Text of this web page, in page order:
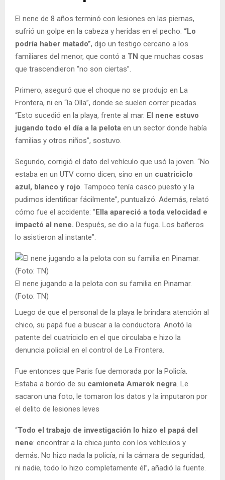
El nene de 8 años terminó con lesiones en las piernas,
sufrió un golpe en la cabeza y heridas en el pecho. “Lo
podría haber matado”, dijo un testigo cercano a los
familiares del menor, que contó a TN que muchas cosas
que trascendieron “no son ciertas”.
Primero, aseguró que el choque no se produjo en La
Frontera, ni en “la Olla”, donde se suelen correr picadas.
“Esto sucedió en la playa, frente al mar. El nene estuvo
jugando todo el día a la pelota en un sector donde había
familias y otros niños”, sostuvo.
Segundo, corrigió el dato del vehículo que usó la joven. “No
estaba en un UTV como dicen, sino en un cuatriciclo
azul, blanco y rojo. Tampoco tenía casco puesto y la
pudimos identificar fácilmente”, puntualizó. Además, relató
cómo fue el accidente: “Ella apareció a toda velocidad e
impactó al nene. Después, se dio a la fuga. Los bañeros
lo asistieron al instante”.
El nene jugando a la pelota con su familia en Pinamar.
(Foto: TN)
Luego de que el personal de la playa le brindara atención al
chico, su papá fue a buscar a la conductora. Anotó la
patente del cuatriciclo en el que circulaba e hizo la
denuncia policial en el control de La Frontera.
Fue entonces que Paris fue demorada por la Policía.
Estaba a bordo de su camioneta Amarok negra. Le
sacaron una foto, le tomaron los datos y la imputaron por
el delito de lesiones leves
“Todo el trabajo de investigación lo hizo el papá del
nene: encontrar a la chica junto con los vehículos y
demás. No hizo nada la policía, ni la cámara de seguridad,
ni nadie, todo lo hizo completamente él”, añadió la fuente.